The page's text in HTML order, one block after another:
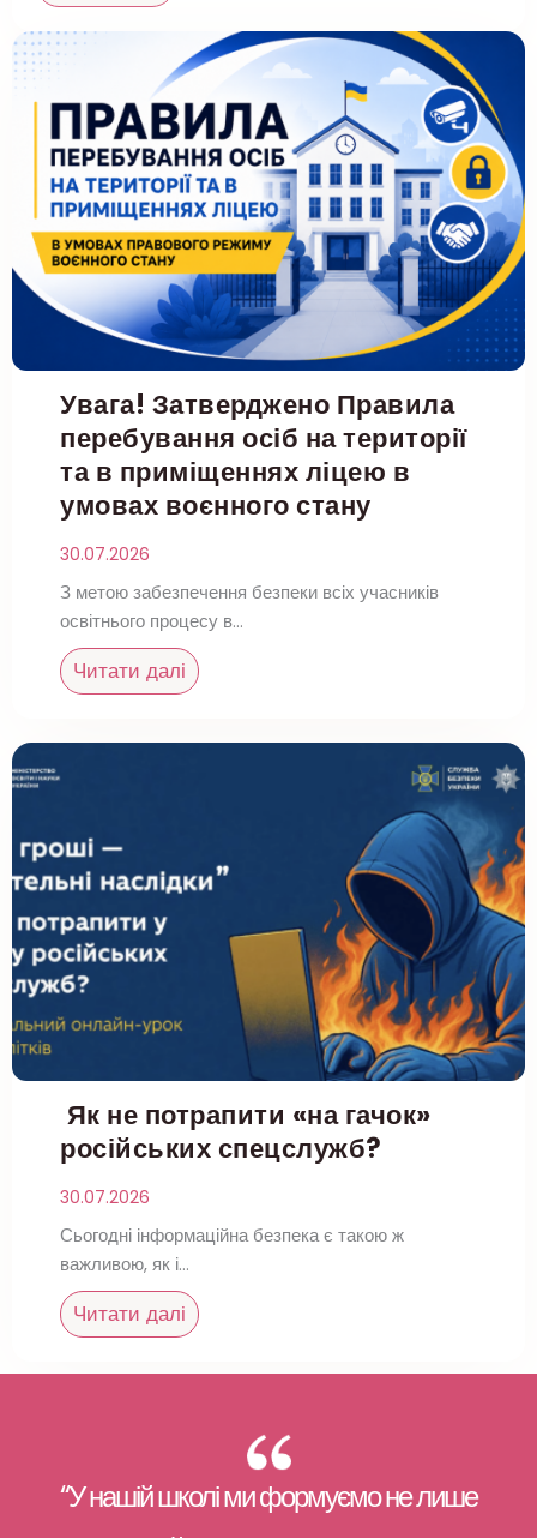
Увага! Затверджено Правила
перебування осіб на території
та в приміщеннях ліцею в
умовах воєнного стану
30.07.2026
З метою забезпечення безпеки всіх учасників
освітнього процесу в…
Читати далі
Як не потрапити «на гачок»
російських спецслужб?
30.07.2026
Сьогодні інформаційна безпека є такою ж
важливою, як і…
Читати далі
“У нашій школі ми формуємо не лише